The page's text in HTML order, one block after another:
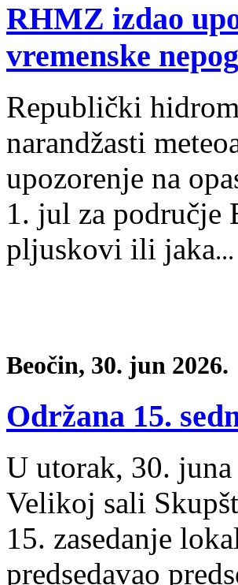
RHMZ izdao
vremenske
Republički
narandžasti
upozorenje na
1. jul za područje
pljuskovi ili jaka...
Beočin, 30. jun 2026.
Održana 15.
U utorak, 30. juna
Velikoj sali
15. zasedanje
predsedavao